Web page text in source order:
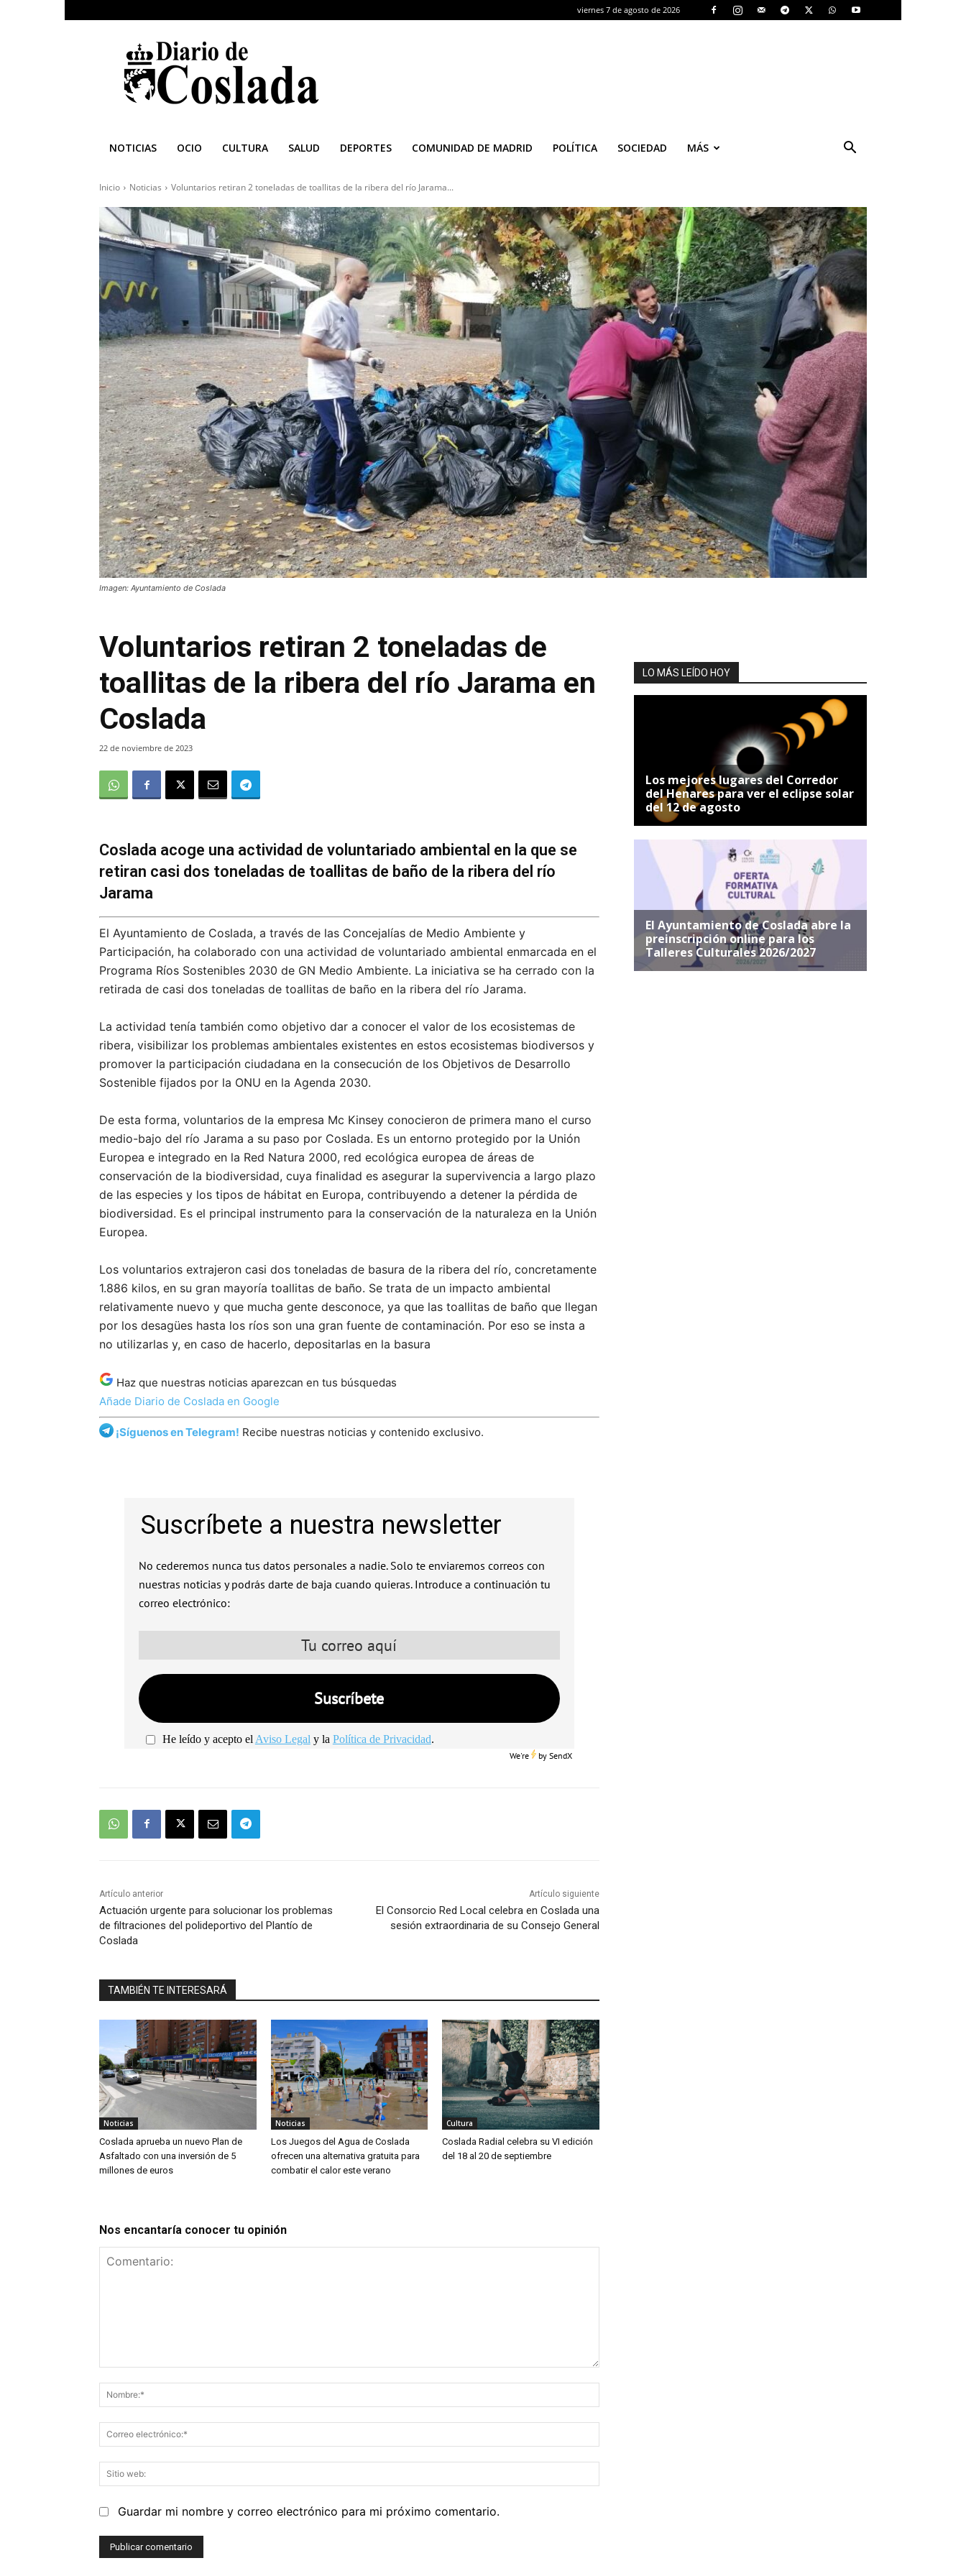
viernes 7 de agosto de 2026
Diario
de
Coslada
NOTICIAS OCIO CULTURA SALUD DEPORTES COMUNIDAD DE MADRID POLÍTICA SOCIEDAD MÁS
Inicio Noticias Voluntarios retiran 2 toneladas de toallitas de la ribera del río Jarama...
Imagen: Ayuntamiento de Coslada
Voluntarios retiran 2 toneladas de
toallitas de la ribera del río Jarama en
Coslada
22 de noviembre de 2023
Coslada acoge una actividad de voluntariado ambiental en la que se
retiran casi dos toneladas de toallitas de baño de la ribera del río
Jarama
El Ayuntamiento de Coslada, a través de las Concejalías de Medio Ambiente y
Participación, ha colaborado con una actividad de voluntariado ambiental enmarcada en el
Programa Ríos Sostenibles 2030 de GN Medio Ambiente. La iniciativa se ha cerrado con la
retirada de casi dos toneladas de toallitas de baño en la ribera del río Jarama.
La actividad tenía también como objetivo dar a conocer el valor de los ecosistemas de
ribera, visibilizar los problemas ambientales existentes en estos ecosistemas biodiversos y
promover la participación ciudadana en la consecución de los Objetivos de Desarrollo
Sostenible fijados por la ONU en la Agenda 2030.
De esta forma, voluntarios de la empresa Mc Kinsey conocieron de primera mano el curso
medio-bajo del río Jarama a su paso por Coslada. Es un entorno protegido por la Unión
Europea e integrado en la Red Natura 2000, red ecológica europea de áreas de
conservación de la biodiversidad, cuya finalidad es asegurar la supervivencia a largo plazo
de las especies y los tipos de hábitat en Europa, contribuyendo a detener la pérdida de
biodiversidad. Es el principal instrumento para la conservación de la naturaleza en la Unión
Europea.
Los voluntarios extrajeron casi dos toneladas de basura de la ribera del río, concretamente
1.886 kilos, en su gran mayoría toallitas de baño. Se trata de un impacto ambiental
relativamente nuevo y que mucha gente desconoce, ya que las toallitas de baño que llegan
por los desagües hasta los ríos son una gran fuente de contaminación. Por eso se insta a
no utilizarlas y, en caso de hacerlo, depositarlas en la basura
Haz que nuestras noticias aparezcan en tus búsquedas
Añade Diario de Coslada en Google
¡Síguenos en Telegram! Recibe nuestras noticias y contenido exclusivo.
Suscríbete a nuestra newsletter
No cederemos nunca tus datos personales a nadie. Solo te enviaremos correos con
nuestras noticias y podrás darte de baja cuando quieras. Introduce a continuación tu
correo electrónico:
He leído y acepto el Aviso Legal y la Política de Privacidad.
We're bySendX
Artículo anterior
Actuación urgente para solucionar los problemas
de filtraciones del polideportivo del Plantío de
Coslada
Artículo siguiente
El Consorcio Red Local celebra en Coslada una
sesión extraordinaria de su Consejo General
TAMBIÉN TE INTERESARÁ
Noticias
Coslada aprueba un nuevo Plan de
Asfaltado con una inversión de 5
millones de euros
Noticias
Los Juegos del Agua de Coslada
ofrecen una alternativa gratuita para
combatir el calor este verano
Cultura
Coslada Radial celebra su VI edición
del 18 al 20 de septiembre
Nos encantaría conocer tu opinión
electrónico:*
web:
Guardar mi nombre y correo electrónico para mi próximo comentario.
LO MÁS LEÍDO HOY